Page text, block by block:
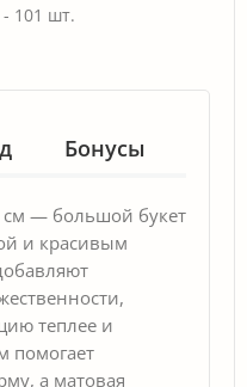
- 101 шт.
Бонусы
см — большой букет
и красивым
теплее и
помогает
а матовая